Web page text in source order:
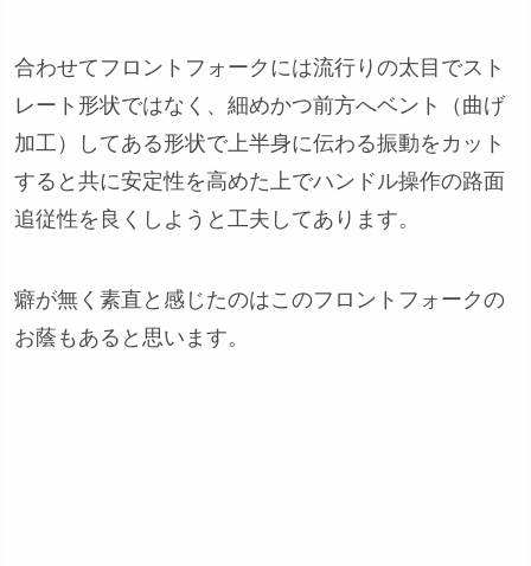
合わせてフロントフォークには流行りの太目でスト
レート形状ではなく、細めかつ前方へベント（曲げ
加工）してある形状で上半身に伝わる振動をカット
すると共に安定性を高めた上でハンドル操作の路面
追従性を良くしようと工夫してあります。
癖が無く素直と感じたのはこのフロントフォークの
お蔭もあると思います。